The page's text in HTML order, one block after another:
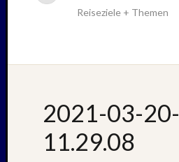
Reiseziele + Themen
2021-03-20-
11.29.08